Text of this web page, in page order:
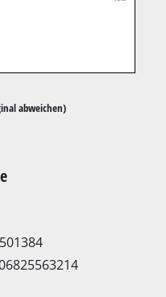
abweichen)